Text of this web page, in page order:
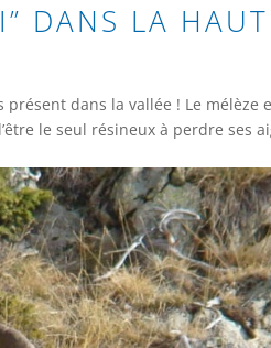
DANS LA
présent dans la vallée ! Le
le seul résineux à perdre ses